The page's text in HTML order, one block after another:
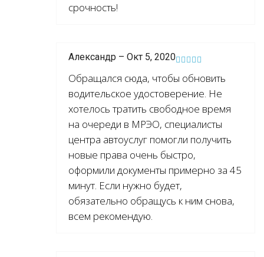
срочность!
Александр – Окт 5, 2020
Обращался сюда, чтобы обновить
водительское удостоверение. Не
хотелось тратить свободное время
на очереди в МРЭО, специалисты
центра автоуслуг помогли получить
новые права очень быстро,
оформили документы примерно за 45
минут. Если нужно будет,
обязательно обращусь к ним снова,
всем рекомендую.